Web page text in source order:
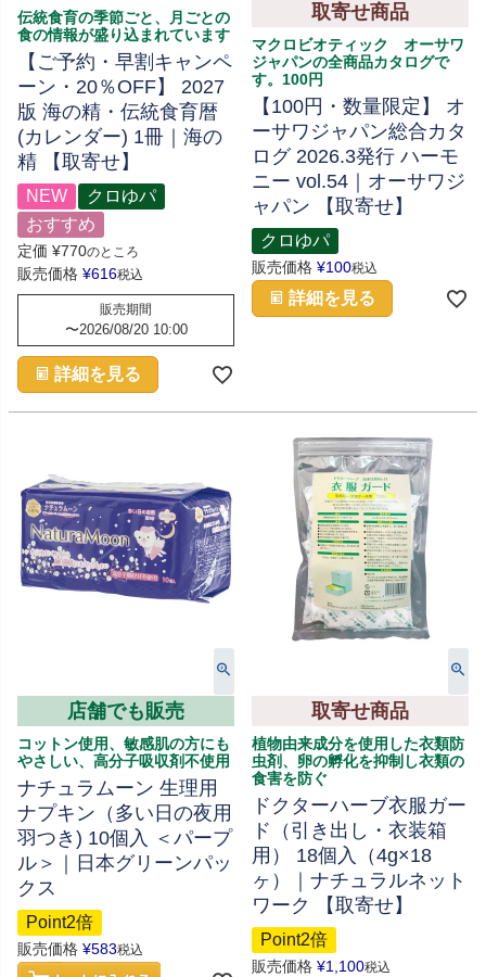
伝統食育の季節ごと、月ごとの
食の情報が盛り込まれています
【ご予約・早割キャンペ
ーン・20％OFF】 2027
版 海の精・伝統食育暦
(カレンダー) 1冊｜海の
精 【取寄せ】
NEW
クロゆパ
おすすめ
定価 ¥770のところ
販売価格 ¥616税込
販売期間
〜2026/08/20 10:00
詳細を見る
取寄せ商品
マクロビオティック オーサワ
ジャパンの全商品カタログで
す。100円
【100円・数量限定】 オ
ーサワジャパン総合カタ
ログ 2026.3発行 ハーモ
ニー vol.54｜オーサワジ
ャパン 【取寄せ】
クロゆパ
販売価格 ¥100税込
詳細を見る
店舗でも販売
コットン使用、敏感肌の方にも
やさしい、高分子吸収剤不使用
ナチュラムーン 生理用
ナプキン（多い日の夜用
羽つき) 10個入 ＜パープ
ル＞｜日本グリーンパッ
クス
Point2倍
販売価格 ¥583税込
取寄せ商品
植物由来成分を使用した衣類防
虫剤、卵の孵化を抑制し衣類の
食害を防ぐ
ドクターハーブ衣服ガー
ド（引き出し・衣装箱
用） 18個入（4g×18
ヶ）｜ナチュラルネット
ワーク 【取寄せ】
Point2倍
販売価格 ¥1,100税込